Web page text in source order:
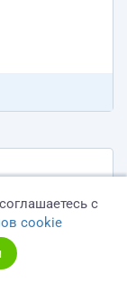
есть сейчас.
самом
стоимость,
с
cookie